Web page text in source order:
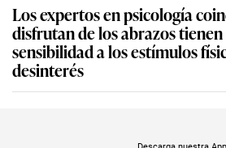
Los expertos en psicología
disfrutan de los abrazos
sensibilidad a los estímulos
desinterés